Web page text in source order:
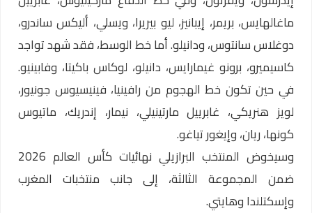
ماغالهايس، بريمر، إيبانيز، ليو بيريرا، ويسلي، أليكس ساندرو،
دوغلاس سانتوس، ودانيلو. أما خط الوسط، فقد شهد تواجد
كاسيميرو، برونو غيمارايس، دانيلو، لوكاس باكيتا، وفابينيو.
في حين تكون خط الهجوم من رافينيا، فينيسيوس جونيور،
لويز هنريكي، غابرييل مارتينيلي، نيمار، إندريك، ماتيوس
كونها، ريان، وإيغور تياغو.
وسيخوض المنتخب البرازيلي نهائيات كأس العالم 2026
ضمن المجموعة الثالثة، إلى جانب منتخبات المغرب
وإسكتلندا وهايتي.